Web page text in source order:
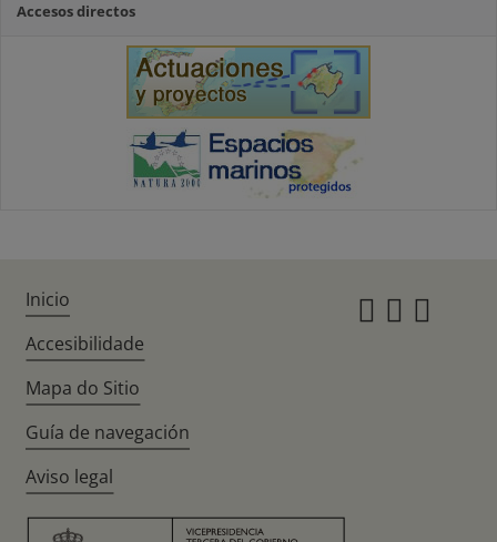
Accesos directos
Inicio
Accesibilidade
Mapa do Sitio
Guía de navegación
Aviso legal